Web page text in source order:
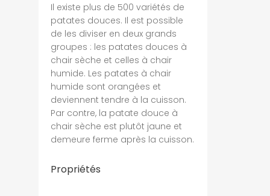
Il existe plus de 500 variétés de
patates douces. Il est possible
de les diviser en deux grands
groupes : les patates douces à
chair sèche et celles à chair
humide. Les patates à chair
humide sont orangées et
deviennent tendre à la cuisson.
Par contre, la patate douce à
chair sèche est plutôt jaune et
demeure ferme après la cuisson.
Propriétés